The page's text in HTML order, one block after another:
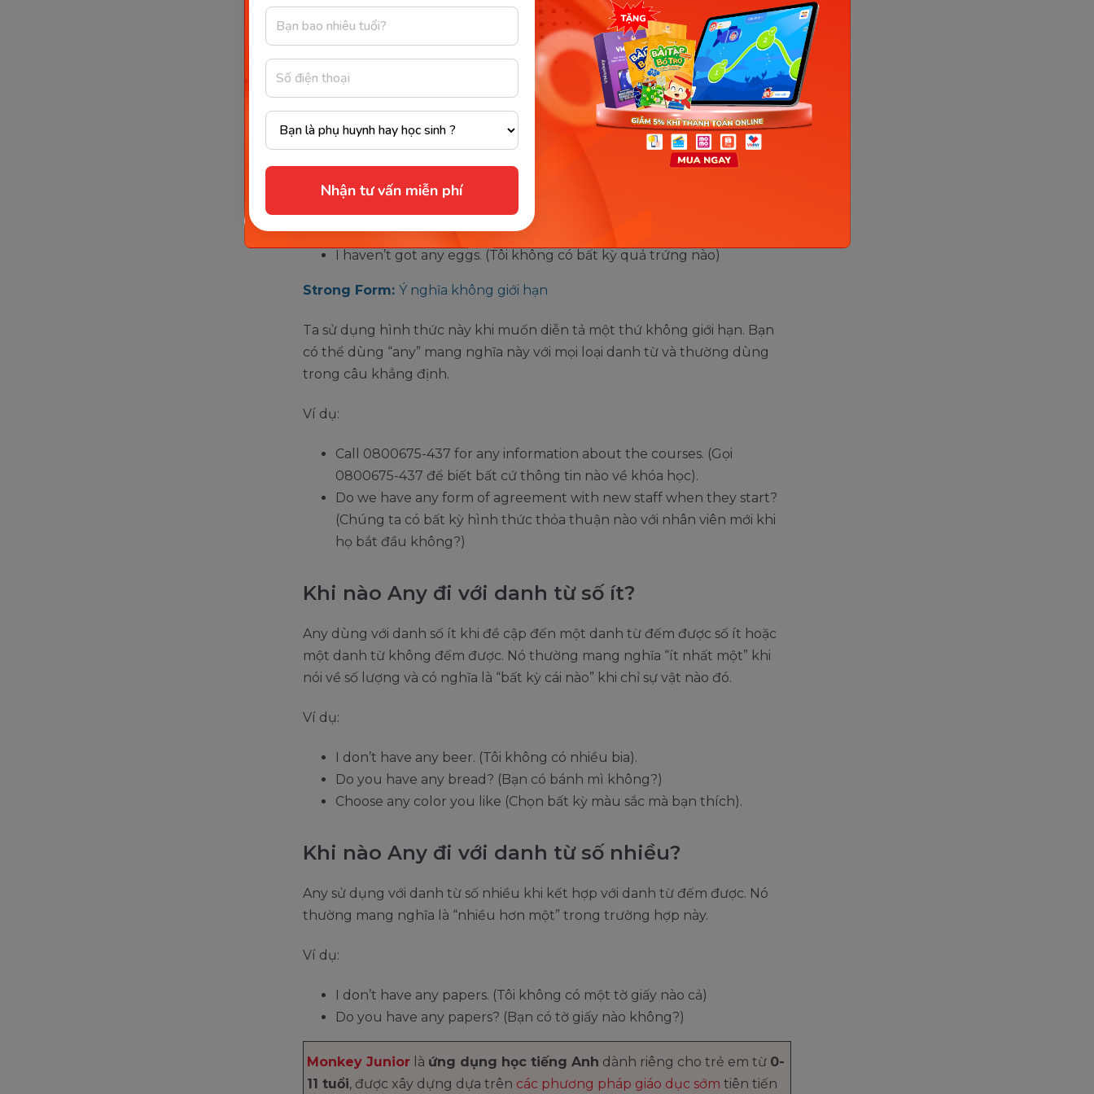
Nhận tư vấn miễn phí
“Any” có 2 dạng từ hạn định là:Weak FormvàStrong Form
. Mỗi cấu trúc
lại mang một ý nghĩa khác nhau.
Weak Form: Ý nghĩa số lượng không xác định
Chúng ta sử dụng “any” để chỉ số lượng không xác định trong câu hỏi
hoặc câu phủ định. Lưu ý, chỉ sử dụng hình thức này đối với danh từ không
đếm được và danh từ số nhiều.
Ví dụ:
Have you got any eggs? (Bạn còn quả trứng nào không?)
I haven’t got any eggs. (Tôi không có bất kỳ quả trứng nào)
Strong Form: Ý nghĩa không giới hạn
Ta sử dụng hình thức này khi muốn diễn tả một thứ không giới hạn. Bạn
có thể dùng “any” mang nghĩa này với mọi loại danh từ và thường dùng
trong câu khẳng định.
Ví dụ:
Call 0800675-437 for any information about the courses. (Gọi
0800675-437 để biết bất cứ thông tin nào về khóa học).
Do we have any form of agreement with new staff when they start?
(Chúng ta có bất kỳ hình thức thỏa thuận nào với nhân viên mới khi
họ bắt đầu không?)
Khi nào Any đi với danh từ số ít?
Any dùng với danh số ít khi đề cập đến một danh từ đếm được số ít hoặc
một danh từ không đếm được. Nó thường mang nghĩa “ít nhất một” khi
nói về số lượng và có nghĩa là “bất kỳ cái nào” khi chỉ sự vật nào đó.
Ví dụ:
I don’t have any beer. (Tôi không có nhiều bia).
Do you have any bread? (Bạn có bánh mì không?)
Choose any color you like (Chọn bất kỳ màu sắc mà bạn thích).
Khi nào Any đi với danh từ số nhiều?
Any sử dụng với danh từ số nhiều khi kết hợp với danh từ đếm được. Nó
thường mang nghĩa là “nhiều hơn một” trong trường hợp này.
Ví dụ:
I don’t have any papers. (Tôi không có một tờ giấy nào cả)
Do you have any papers? (Bạn có tờ giấy nào không?)
Monkey Junior là ứng dụng học tiếng Anh dành riêng cho trẻ em từ 0-
11 tuổi, được xây dựng dựa trên các phương pháp giáo dục sớm tiên tiến